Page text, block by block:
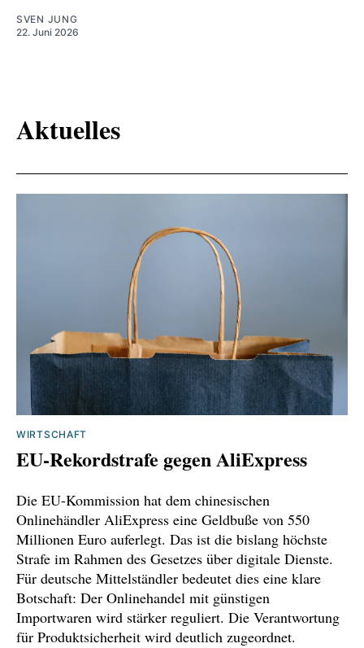
SVEN JUNG
22. Juni 2026
Aktuelles
WIRTSCHAFT
EU-Rekordstrafe gegen AliExpress
Die EU-Kommission hat dem chinesischen
Onlinehändler AliExpress eine Geldbuße von 550
Millionen Euro auferlegt. Das ist die bislang höchste
Strafe im Rahmen des Gesetzes über digitale Dienste.
Für deutsche Mittelständler bedeutet dies eine klare
Botschaft: Der Onlinehandel mit günstigen
Importwaren wird stärker reguliert. Die Verantwortung
für Produktsicherheit wird deutlich zugeordnet.